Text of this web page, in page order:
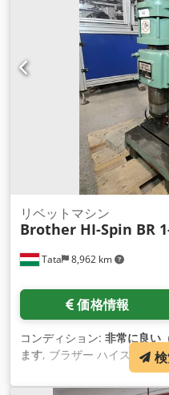
Tata 8,962 km
リベットマシン
Brother HI-Spin BR
価格情報
コンディション: 非常に良い
ます, ブラザー ハイスピン
式: BR1-103 - 圧着性 （軟
グヘッド：20～40 mm - テ